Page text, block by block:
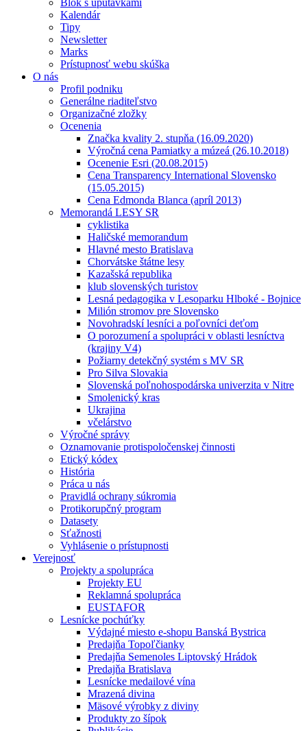
Kalendár
Tipy
Newsletter
Marks
Prístupnosť webu skúška
O nás
Profil podniku
Generálne riaditeľstvo
Organizačné zložky
Ocenenia
Značka kvality 2. stupňa (16.09.2020)
Výročná cena Pamiatky a múzeá (26.10.2018)
Ocenenie Esri (20.08.2015)
Cena Transparency International Slovensko
(15.05.2015)
Cena Edmonda Blanca (apríl 2013)
Memorandá LESY SR
cyklistika
Haličské memorandum
Hlavné mesto Bratislava
Chorvátske štátne lesy
Kazašská republika
klub slovenských turistov
Lesná pedagogika v Lesoparku Hlboké - Bojnice
Milión stromov pre Slovensko
Novohradskí lesníci a poľovníci deťom
O porozumení a spolupráci v oblasti lesníctva
(krajiny V4)
Požiarny detekčný systém s MV SR
Pro Silva Slovakia
Slovenská poľnohospodárska univerzita v Nitre
Smolenický kras
Ukrajina
včelárstvo
Výročné správy
Oznamovanie protispoločenskej činnosti
Etický kódex
História
Práca u nás
Pravidlá ochrany súkromia
Protikorupčný program
Datasety
Sťažnosti
Vyhlásenie o prístupnosti
Verejnosť
Projekty a spolupráca
Projekty EU
Reklamná spolupráca
EUSTAFOR
Lesnícke pochúťky
Výdajné miesto e-shopu Banská Bystrica
Predajňa Topoľčianky
Predajňa Semenoles Liptovský Hrádok
Predajňa Bratislava
Lesnícke medailové vína
Mrazená divina
Mäsové výrobky z diviny
Produkty zo šípok